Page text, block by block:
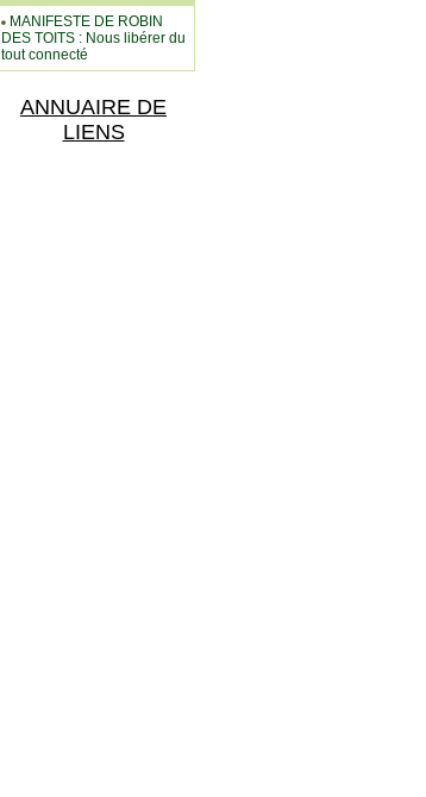
MANIFESTE DE ROBIN
DES TOITS : Nous libérer du
tout connecté
ANNUAIRE DE
LIENS